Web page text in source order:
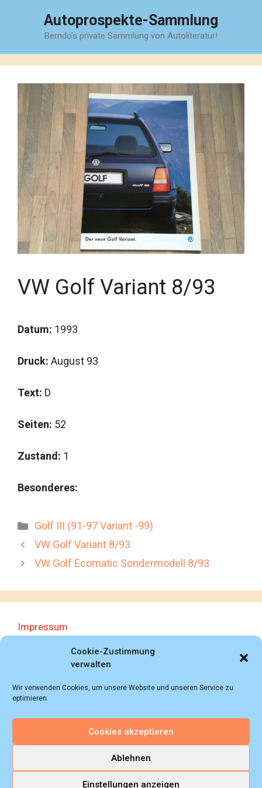
Cookie-Zustimmung
verwalten
Wir verwenden Cookies, um unsere Website und unseren Service zu
optimieren.
Cookies akzeptieren
Ablehnen
Einstellungen anzeigen
Autoprospekte-Sammlung
Berndo's private Sammlung von Autoliteratur!
VW Golf Variant 8/93
Datum: 1993
Druck: August 93
Text: D
Seiten: 52
Zustand: 1
Besonderes:
Kategorien
Golf III (91-97 Variant -99)
VW Golf Variant 8/93
VW Golf Ecomatic Sondermodell 8/93
Impressum
Datenschutzerklärung
© 2018 - 2026 Autoprospektesammlung (Bernd